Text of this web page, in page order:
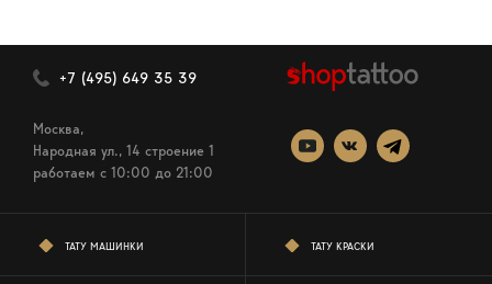
+7 (495) 649 35 39
Москва,
Народная ул., 14 строение 1
работаем c 10:00 до 21:00
ТАТУ МАШИНКИ ТАТУ КРАСКИ